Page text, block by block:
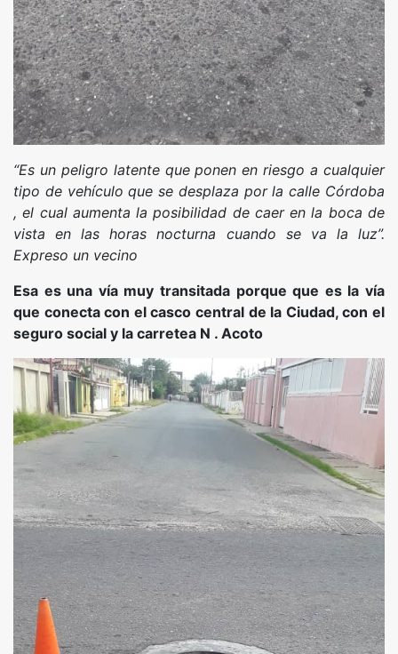
“Es un peligro latente que ponen en riesgo a cualquier
tipo de vehículo que se desplaza por la calle Córdoba
, el cual aumenta la posibilidad de caer en la boca de
vista en las horas nocturna cuando se va la luz”.
Expreso un vecino
Esa es una vía muy transitada porque que es la vía
que conecta con el casco central de la Ciudad, con el
seguro social y la carretea N . Acoto